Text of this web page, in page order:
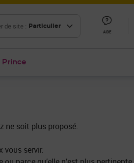
de site : Particulier
AIDE
Prince
ne soit plus proposé.
vous servir.